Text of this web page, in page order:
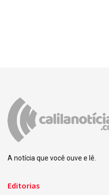
A notícia que você ouve e lê.
Editorias